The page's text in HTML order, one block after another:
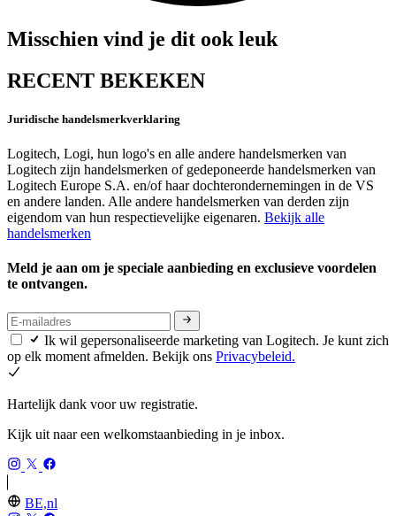
Misschien vind je dit ook leuk
RECENT BEKEKEN
Juridische handelsmerkverklaring
Logitech, Logi, hun logo's en alle andere handelsmerken van
Logitech zijn handelsmerken of gedeponeerde handelsmerken van
Logitech Europe S.A. en/of haar dochterondernemingen in de VS
en andere landen. Alle andere handelsmerken van derden zijn
eigendom van hun respectievelijke eigenaren. Bekijk alle
handelsmerken
Meld je aan om je speciale aanbieding en exclusieve voordelen
te ontvangen.
Ik wil gepersonaliseerde marketing van Logitech. Je kunt zich
op elk moment afmelden. Bekijk ons Privacybeleid.
Hartelijk dank voor uw registratie.
Kijk uit naar een welkomstaanbieding in je inbox.
BE,nl